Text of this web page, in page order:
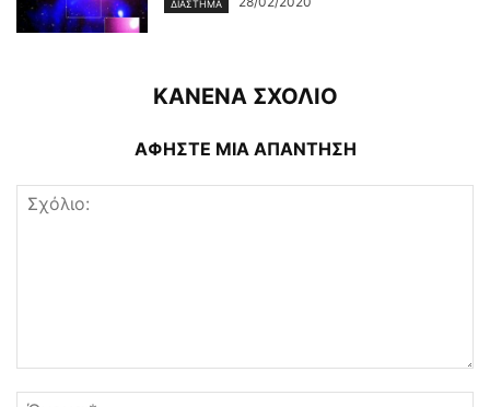
ΔΙΆΣΤΗΜΑ
ΚΑΝΕΝΑ ΣΧΟΛΙΟ
ΑΦΗΣΤΕ ΜΙΑ ΑΠΑΝΤΗΣΗ